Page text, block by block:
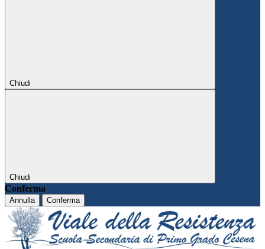
Chiudi
Chiudi
Conferma
Annulla Conferma